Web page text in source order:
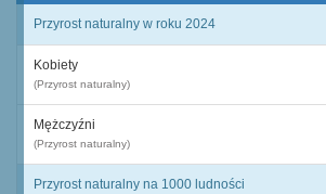
Przyrost naturalny w roku 2024
Kobiety
(Przyrost naturalny)
Mężczyźni
(Przyrost naturalny)
Przyrost naturalny na 1000 ludności